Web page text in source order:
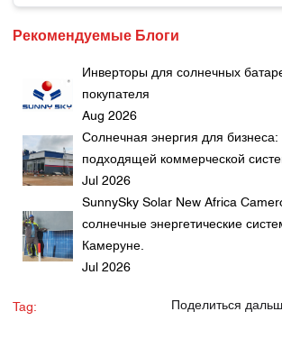
Рекомендуемые Блоги
Инверторы для солнечных
покупателя
Aug 2026
Солнечная энергия для
подходящей коммерческой
Jul 2026
SunnySky Solar New Africa
солнечные энергетические
Камеруне.
Jul 2026
Tag: Поделиться